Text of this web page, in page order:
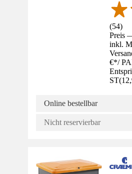
(54)
Preis
inkl.
€*/
ST(
Online bestellbar
Nicht reservierbar